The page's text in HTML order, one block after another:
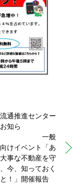
通推進センター
知ら
一般
けイベント「あ
事な不動産を守
今、知っておく
！」開催報告